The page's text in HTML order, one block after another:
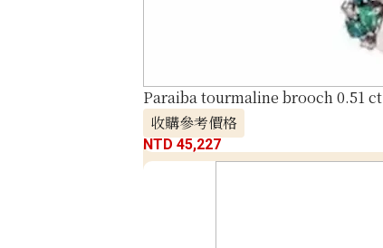
Paraiba tourmaline brooch 0.51 ct
收購參考價格
NTD 45,227